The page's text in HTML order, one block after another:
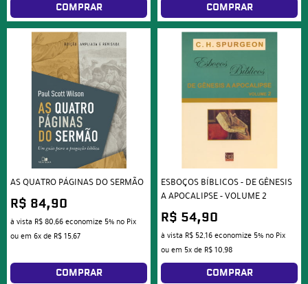
COMPRAR COMPRAR
AS QUATRO PÁGINAS DO SERMÃO
R$ 84,90
à vista R$ 80,66economize 5% no Pix
ou em 6xde R$ 15,67
COMPRAR
ESBOÇOS BÍBLICOS - DE GÊNESIS
A APOCALIPSE - VOLUME 2
R$ 54,90
à vista R$ 52,16economize 5% no Pix
ou em 5xde R$ 10,98
COMPRAR